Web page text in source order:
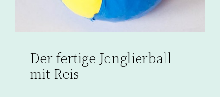
Der fertige Jonglierball
mit Reis